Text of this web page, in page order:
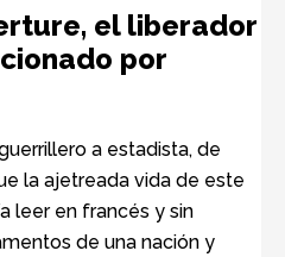
Hoy
el liberador
por
a estadista, de
la ajetreada vida de este
leer en francés y sin
de una nación y